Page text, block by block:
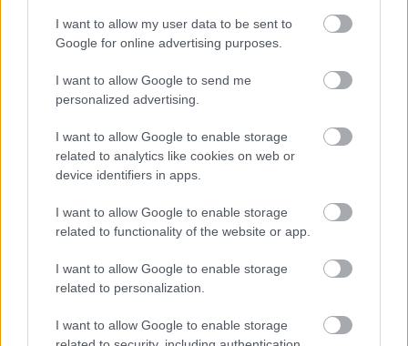
I want to allow my user data to be sent to
Google for online advertising purposes.
I want to allow Google to send me
personalized advertising.
I want to allow Google to enable storage
related to analytics like cookies on web or
device identifiers in apps.
I want to allow Google to enable storage
related to functionality of the website or app.
I want to allow Google to enable storage
related to personalization.
I want to allow Google to enable storage
transformačním účinkům MSM. Rostoucí popularita
MSM v produktech péče o pleť dokazuje jeho
účinnost a rostoucí popularitu v kosmetickém
průmyslu.
Užívání MSM pro regeneraci po
cvičení
Začlenění methylsulfonylmetanu do sportovního
MSM. Klinické studie naznačují, že tato přírodní
sloučenina účinně snižuje bolest svalů a
tréninku. Sportovci často čelí problému dlouhé doby